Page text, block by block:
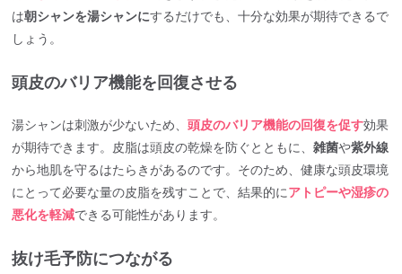
は朝シャンを湯シャンにするだけでも、十分な効果が期待できるで
しょう。
頭皮のバリア機能を回復させる
湯シャンは刺激が少ないため、頭皮のバリア機能の回復を促す効果
が期待できます。皮脂は頭皮の乾燥を防ぐとともに、雑菌や紫外線
から地肌を守るはたらきがあるのです。そのため、健康な頭皮環境
にとって必要な量の皮脂を残すことで、結果的にアトピーや湿疹の
悪化を軽減できる可能性があります。
抜け毛予防につながる